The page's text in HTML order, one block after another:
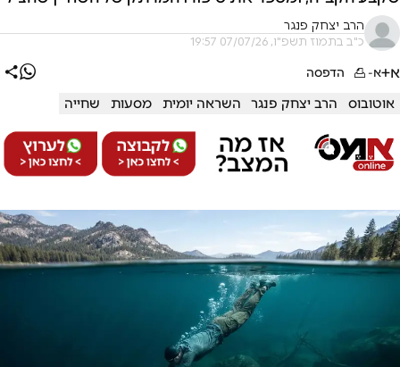
הרב יצחק פנגר
כ"ב בתמוז תשפ"ו, 07/07/26 19:57
א+א- הדפסה
אוטובוס הרב יצחק פנגר השראה יומית מסעות שחייה